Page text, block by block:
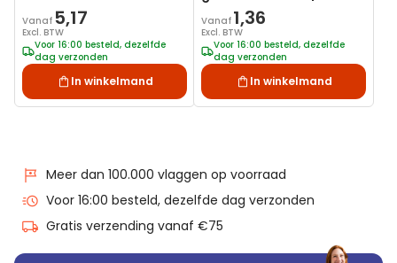
Vanaf 5,17
Excl. BTW
Voor 16:00 besteld, dezelfde
dag verzonden
In winkelmand
Vanaf 1,36
Excl. BTW
Voor 16:00 besteld, dezelfde
dag verzonden
In winkelmand
Meer dan 100.000 vlaggen op voorraad
Voor 16:00 besteld, dezelfde dag verzonden
Gratis verzending vanaf €75